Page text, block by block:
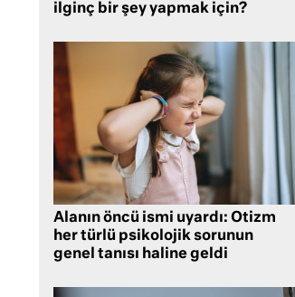
ilginç bir şey yapmak için?
Alanın öncü ismi uyardı: Otizm
her türlü psikolojik sorunun
genel tanısı haline geldi